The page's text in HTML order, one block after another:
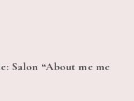
Salon “About me me